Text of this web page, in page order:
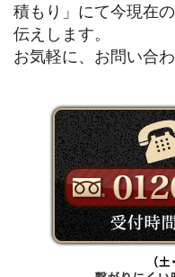
積もり」にて今現在
伝えします。
お気軽に、お問い合わ